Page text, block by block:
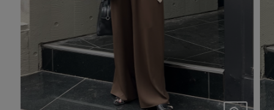
最旬！トレンドワード
【予約】新作ウェアをチェック
【Tシャツ】デイリーに活躍
アイテム一覧
SALE
マイページ
SUPPORT